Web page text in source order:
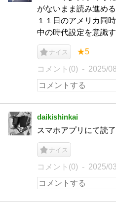
がないまま読み進め
１１日のアメリカ同
中の時代設定を意識す
ナイス ★5
コメント(0) 2025/
daikishinkai
スマホアプリにて読了
ナイス
コメント(0) 2025/